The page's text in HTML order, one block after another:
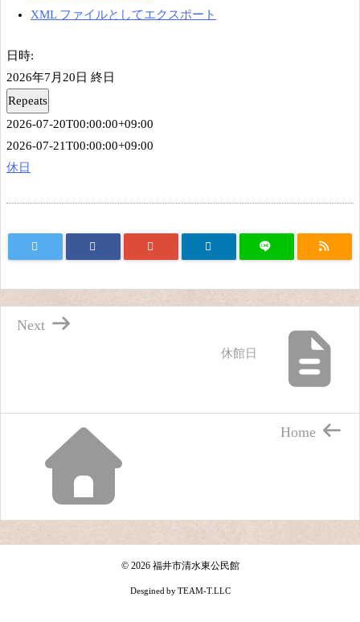
XML ファイルとしてエクスポート
日時:
2026年7月20日 終日
Repeats
2026-07-20T00:00:00+09:00
2026-07-21T00:00:00+09:00
休日
休館日
Next
Home
© 2026 福井市清水東公民館
Desgined byTEAM-T.LLC